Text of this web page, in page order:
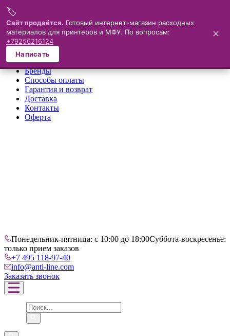
Меню
×
О компании
Каталог
Бренды
Способы оплаты
Гарантия и возврат
Доставка
Контакты
Оферта
Понедельник-пятница: с 10:00 до 18:00Суббота-воскресенье:
только прием заказов
+7 495 118-97-40
info@anti-line.com
Заказать звонок
🏷️
Сайт продаётся. Готовый интернет-магазин расходных
материалов для принтеров и МФУ. По вопросам:
+79256216124
Написать
✕